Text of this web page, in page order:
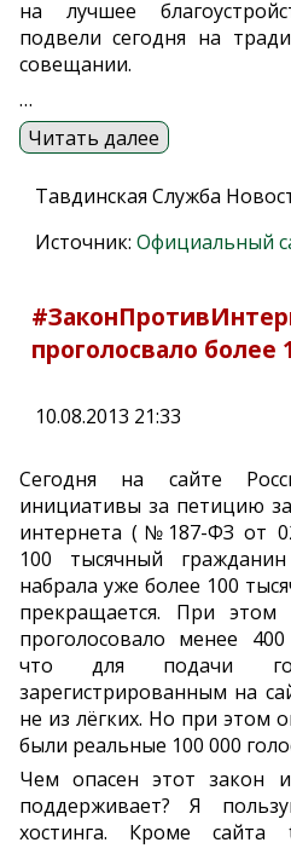
на лучшее
подвели сегодня на
совещании.
…
Читать далее
Тавдинская Служба
Источник: Официальный
проголосвало более
10.08.2013 21:33
Сегодня на сайте
инициативы за петицию
интернета (№187-ФЗ от
100 тысячный
набрала уже более 100
прекращается. При
проголосовало менее
что для подачи
зарегистрированным на
не из лёгких. Но при этом
были реальные 100 000
Чем опасен этот закон
поддерживает? Я
хостинга. Кроме сайта